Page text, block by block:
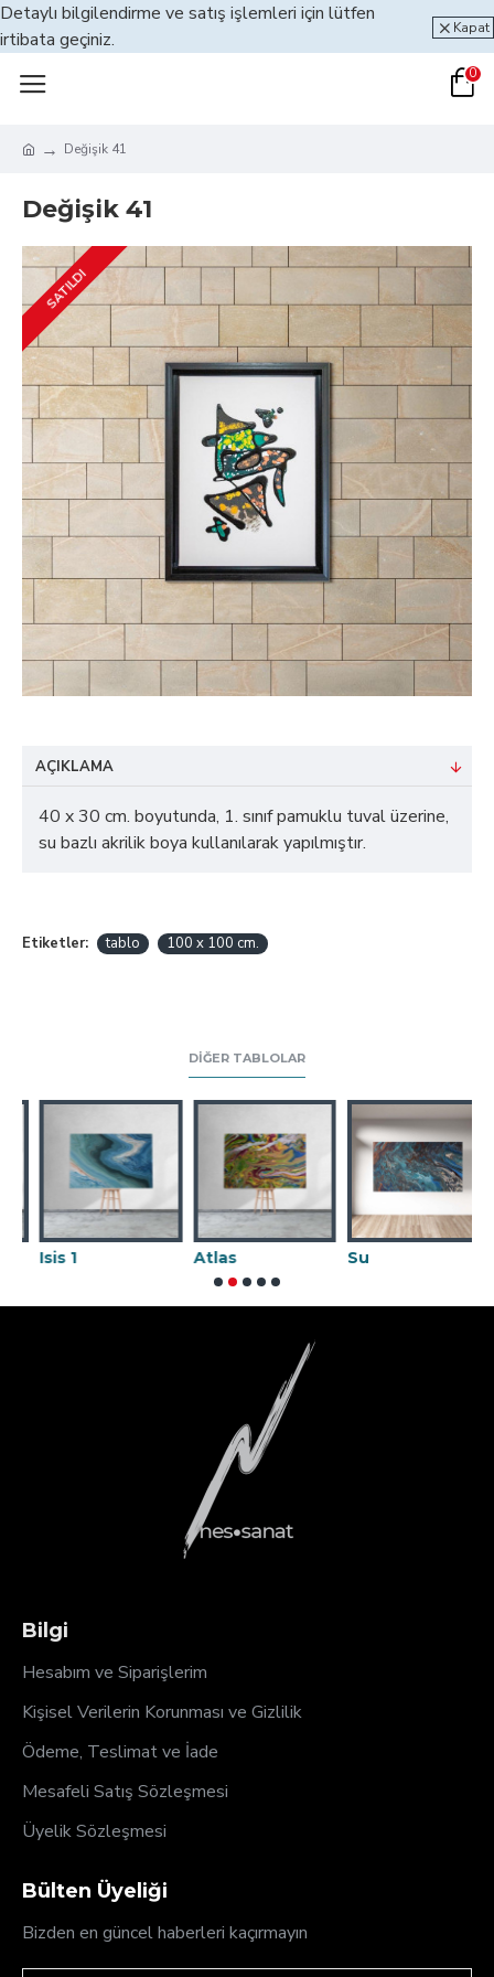
Detaylı bilgilendirme ve satış işlemleri için lütfen
irtibata geçiniz.
Kapat
0
Değişik 41
Değişik 41
SATILDI
AÇIKLAMA
40 x 30 cm. boyutunda, 1. sınıf pamuklu tuval üzerine,
su bazlı akrilik boya kullanılarak yapılmıştır.
Etiketler: tablo 100 x 100 cm.
DIĞER TABLOLAR
Atlas Su
Bilgi
Hesabım ve Siparişlerim
Kişisel Verilerin Korunması ve Gizlilik
Ödeme, Teslimat ve İade
Mesafeli Satış Sözleşmesi
Üyelik Sözleşmesi
Bülten Üyeliği
Bizden en güncel haberleri kaçırmayın